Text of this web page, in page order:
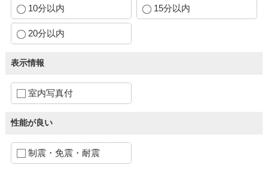
10分以内 15分以内
20分以内
表示情報
室内写真付
性能が良い
制震・免震・耐震